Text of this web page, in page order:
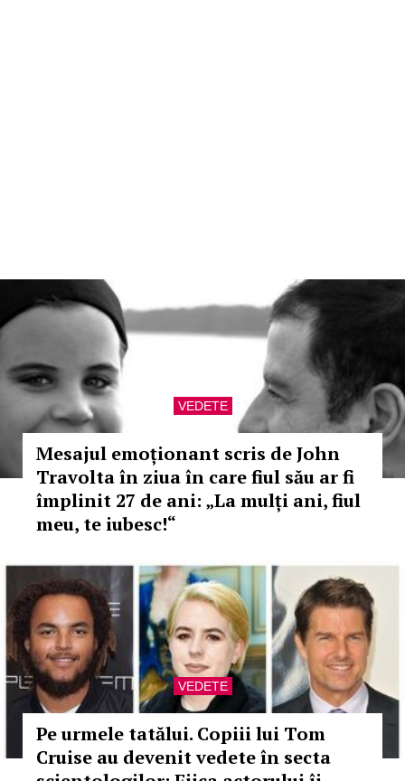
VEDETE
Mesajul emoționant scris de John
Travolta în ziua în care fiul său ar fi
împlinit 27 de ani: „La mulți ani, fiul
meu, te iubesc!“
VEDETE
Pe urmele tatălui. Copiii lui Tom
Cruise au devenit vedete în secta